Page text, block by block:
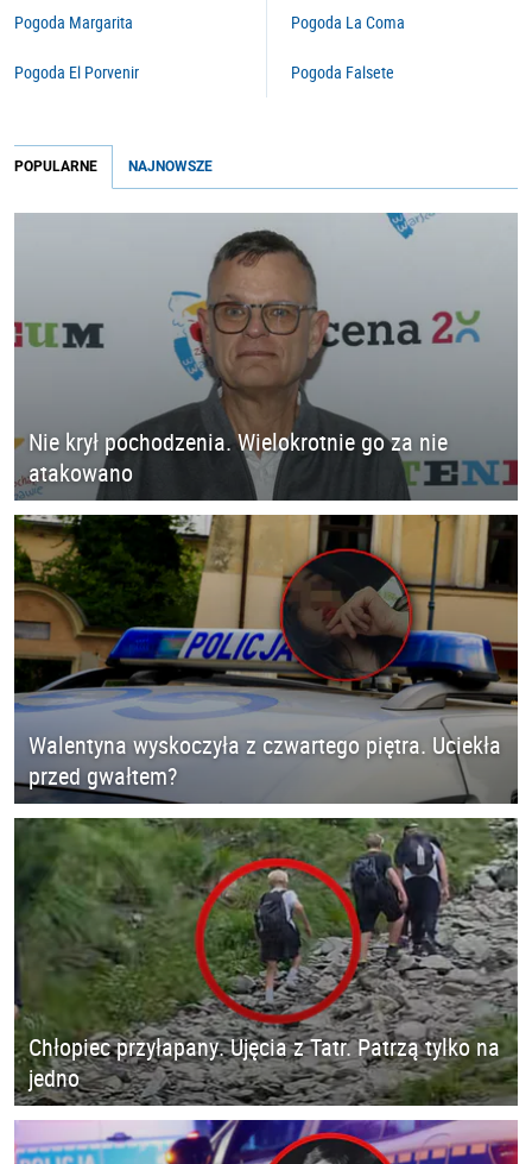
Pogoda Margarita
Pogoda El Porvenir
Pogoda La Coma
Pogoda Falsete
POPULARNE NAJNOWSZE
Nie krył pochodzenia. Wielokrotnie go za nie
atakowano
Walentyna wyskoczyła z czwartego piętra. Uciekła
przed gwałtem?
Chłopiec przyłapany. Ujęcia z Tatr. Patrzą tylko na
jedno